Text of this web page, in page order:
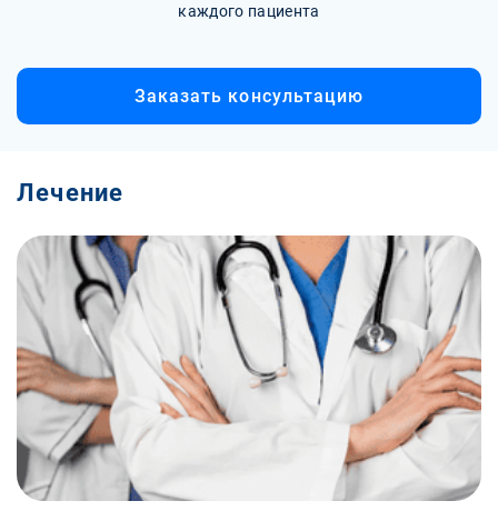
каждого пациента
Заказать консультацию
Лечение